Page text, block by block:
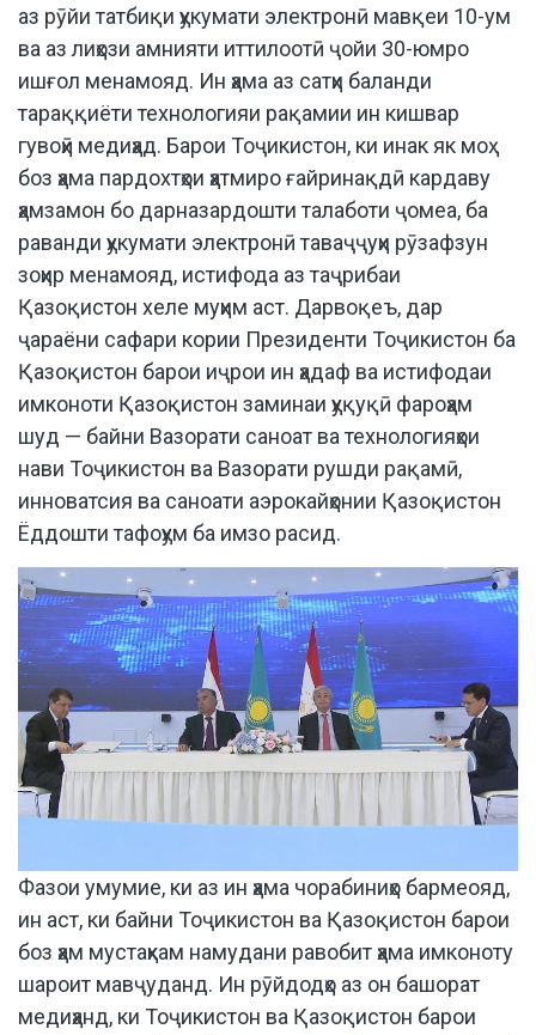
аз рӯйи татбиқи ҳукумати электронӣ мавқеи 10-ум
ва аз лиҳози амнияти иттилоотӣ ҷойи 30-юмро
ишғол менамояд. Ин ҳама аз сатҳи баланди
тараққиёти технологияи рақамии ин кишвар
гувоҳӣ медиҳад. Барои Тоҷикистон, ки инак як моҳ
боз ҳама пардохтҳои ҳатмиро ғайринақдӣ кардаву
ҳамзамон бо дарназардошти талаботи ҷомеа, ба
раванди ҳукумати электронӣ таваҷҷуҳи рӯзафзун
зоҳир менамояд, истифода аз таҷрибаи
Қазоқистон хеле муҳим аст. Дарвоқеъ, дар
ҷараёни сафари кории Президенти Тоҷикистон ба
Қазоқистон барои иҷрои ин ҳадаф ва истифодаи
имконоти Қазоқистон заминаи ҳуқуқӣ фароҳам
шуд — байни Вазорати саноат ва технологияҳои
нави Тоҷикистон ва Вазорати рушди рақамӣ,
инноватсия ва саноати аэрокайҳонии Қазоқистон
Ёддошти тафоҳум ба имзо расид.
Фазои умумие, ки аз ин ҳама чорабиниҳо бармеояд,
ин аст, ки байни Тоҷикистон ва Қазоқистон барои
боз ҳам мустаҳкам намудани равобит ҳама имконоту
шароит мавҷуданд. Ин рӯйдодҳо аз он башорат
медиҳанд, ки Тоҷикистон ва Қазоқистон барои